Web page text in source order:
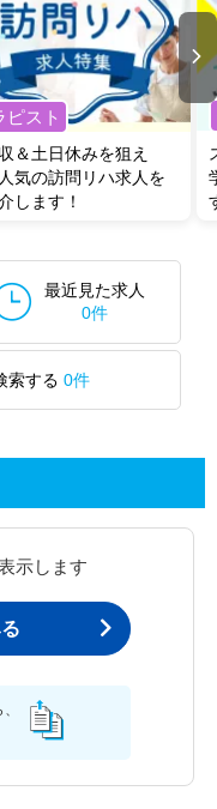
ピスト
＆土日休みを狙え
気の訪問リハ求人を
します！
最近見た求人
0件
索する 0件
示します